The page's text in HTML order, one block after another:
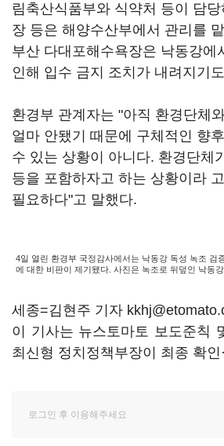
림축산식품부와 식약처 등이 담
장 등은 해양수산부에서 관리를
부산 다대포해수욕장은 낙동강에
인해 입수 금지 조치가 내려지기
환경부 관계자는 "아직 환경단체
얼마 안됐기 때문에 구체적인 향
수 있는 상황이 아니다. 환경단체
등을 포함하자고 하는 상황이라
필요하다"고 말했다.
4일 열린 환경부 국정감사에서는 낙동강 독성 녹조 검
에 대한 비판이 제기됐다. 사진은 녹조로 뒤덮인 낙동
세종=김현주 기자
이 기사는 뉴스토마토 보도준칙
최신형 정치정책부장이 최종 확인